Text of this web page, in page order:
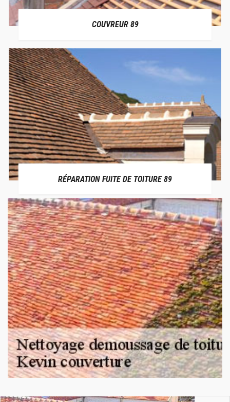
COUVREUR 89
RÉPARATION FUITE DE TOITURE 89